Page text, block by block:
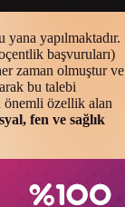
yapılmaktadır.
başvuruları)
zaman olmuştur ve
bu talebi
önemli özellik alan
fen ve sağlık